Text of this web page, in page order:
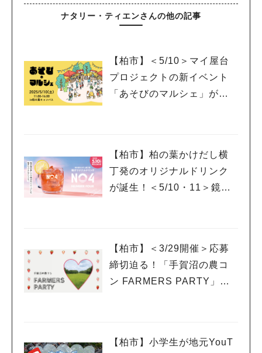
ナタリー・ティエンさんの他の記事
【柏市】＜5/10＞マイ屋台
プロジェクトの新イベント
「あそびのマルシェ」が登
【柏市】柏の葉かけだし横
丁発のオリジナルドリンク
が誕生！＜5/10・11＞鏡開
【柏市】＜3/29開催＞応募
締切迫る！「手賀沼の農コ
ン FARMERS PARTY」に
【柏市】小学生が地元YouT